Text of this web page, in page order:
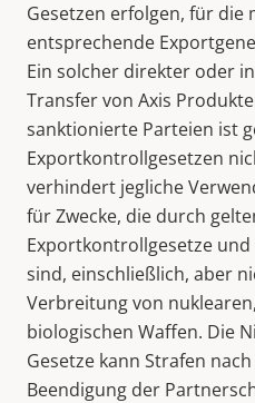
Gesetzen erfolgen, für die
entsprechende
Ein solcher direkter oder
Transfer von Axis
sanktionierte Parteien ist
Exportkontrollgesetzen
verhindert jegliche
für Zwecke, die durch
Exportkontrollgesetze
sind, einschließlich, aber
Verbreitung von
biologischen Waffen. Die
Gesetze kann Strafen
Beendigung der